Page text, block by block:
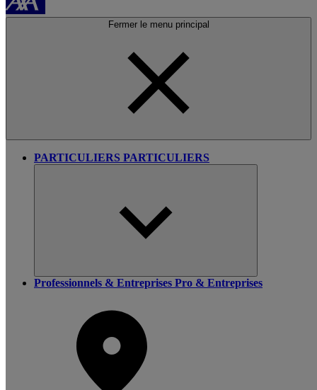
Fermer le menu principal
PARTICULIERS PARTICULIERS
Professionnels & Entreprises Pro & Entreprises